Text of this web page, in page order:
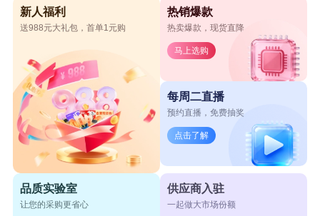
新人福利
送988元大礼包，首单1元购
热销爆款
热卖爆款，现货直降
马上选购
每周二直播
预约直播，免费抽奖
点击了解
品质实验室
让您的采购更省心
供应商入驻
一起做大市场份额